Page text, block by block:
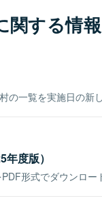
関する情報
の一覧を実施日の新
度版）
形式でダウンロー